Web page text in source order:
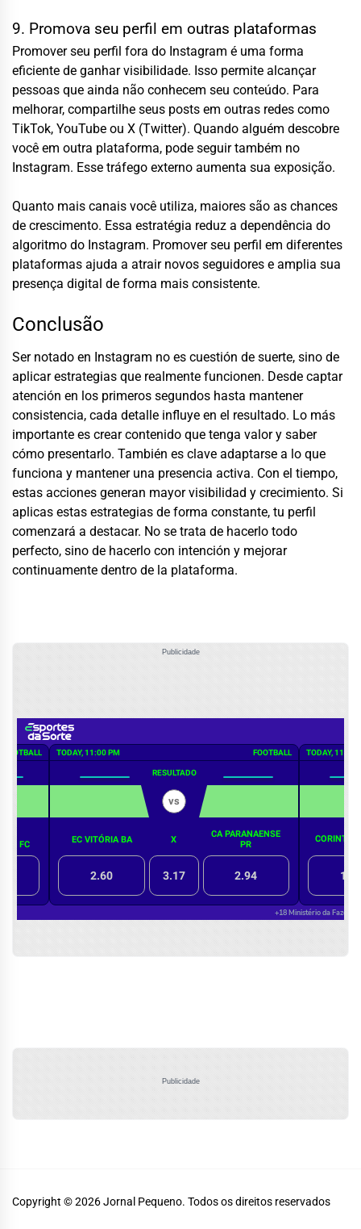
9. Promova seu perfil em outras plataformas
Promover seu perfil fora do Instagram é uma forma
eficiente de ganhar visibilidade. Isso permite alcançar
pessoas que ainda não conhecem seu conteúdo. Para
melhorar, compartilhe seus posts em outras redes como
TikTok, YouTube ou X (Twitter). Quando alguém descobre
você em outra plataforma, pode seguir também no
Instagram. Esse tráfego externo aumenta sua exposição.
Quanto mais canais você utiliza, maiores são as chances
de crescimento. Essa estratégia reduz a dependência do
algoritmo do Instagram. Promover seu perfil em diferentes
plataformas ajuda a atrair novos seguidores e amplia sua
presença digital de forma mais consistente.
Conclusão
Ser notado en Instagram no es cuestión de suerte, sino de
aplicar estrategias que realmente funcionen. Desde captar
atención en los primeros segundos hasta mantener
consistencia, cada detalle influye en el resultado. Lo más
importante es crear contenido que tenga valor y saber
cómo presentarlo. También es clave adaptarse a lo que
funciona y mantener una presencia activa. Con el tiempo,
estas acciones generan mayor visibilidad y crecimiento. Si
aplicas estas estrategias de forma constante, tu perfil
comenzará a destacar. No se trata de hacerlo todo
perfecto, sino de hacerlo con intención y mejorar
continuamente dentro de la plataforma.
Publicidade
Publicidade
Copyright © 2026Jornal Pequeno. Todos os direitos reservados